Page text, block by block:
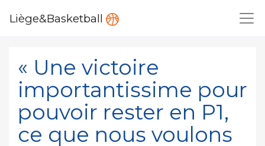
Liège&Basketball
« Une victoire
importantissime pour
pouvoir rester en P1,
ce que nous voulons